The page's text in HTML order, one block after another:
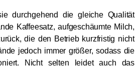
durchgehend die gleiche Qualität
Kaffeesatz, aufgeschäumte Milch,
die den Betrieb kurzfristig nicht
jedoch immer größer, sodass die
Nicht selten leidet auch das